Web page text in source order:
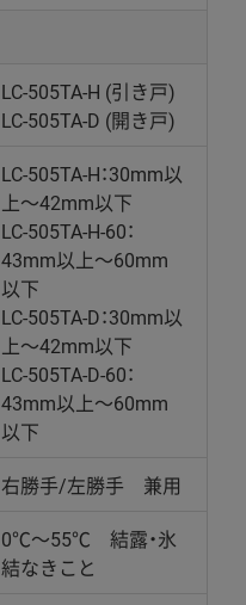
LC-505TA-H (引き戸)
LC-505TA-D (開き戸)
LC-505TA-H：30mm以
上～42mm以下
LC-505TA-H-60：
43mm以上～60mm
以下
LC-505TA-D：30mm以
上～42mm以下
LC-505TA-D-60：
43mm以上～60mm
以下
右勝手/左勝手 兼用
0℃～55℃ 結露・氷
結なきこと